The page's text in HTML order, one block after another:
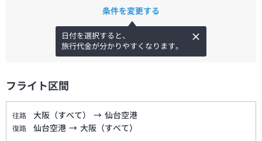
条件を変更する
日付を選択すると、
旅行代金が分かりやすくなります。
フライト区間
往路 大阪（すべて） → 仙台空港
復路 仙台空港 → 大阪（すべて）